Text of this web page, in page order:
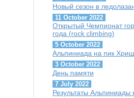
Новый сезон в
11 October 2022
Открытый Чемпионат
года (rock climbing)
5 October 2022
Альпиниада на пик
3 October 2022
День памяти
7 July 2022
Результаты